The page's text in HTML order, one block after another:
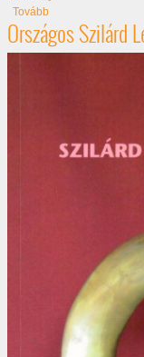
Tovább(Országos Szilárd
Országos Szilárd